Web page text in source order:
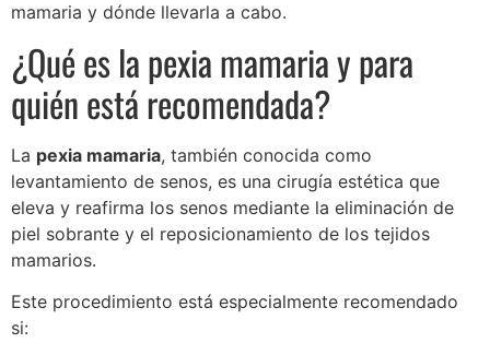
mamaria y dónde llevarla a cabo.
¿Qué es la pexia mamaria y para
quién está recomendada?
La pexia mamaria, también conocida como
levantamiento de senos, es una cirugía estética que
eleva y reafirma los senos mediante la eliminación de
piel sobrante y el reposicionamiento de los tejidos
mamarios.
Este procedimiento está especialmente recomendado
si: